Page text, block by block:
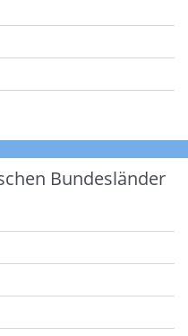
Bundesländer